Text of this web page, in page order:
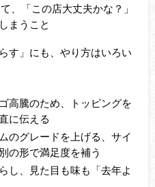
、「この店大丈夫かな？」
まうこと
す」にも、やり方はいろい
高騰のため、トッピングを
に伝える
のグレードを上げる、サイ
の形で満足度を補う
し、見た目も味も「去年よ